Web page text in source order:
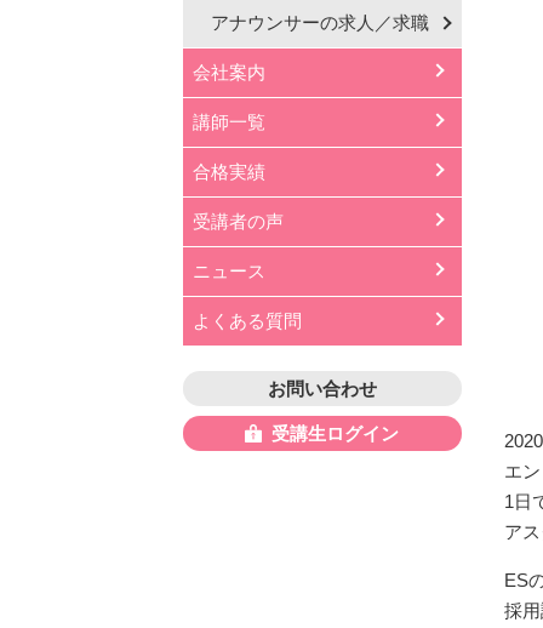
アナウンサーの求人／求職
会社案内
講師一覧
合格実績
受講者の声
ニュース
よくある質問
お問い合わせ
受講生ログイン
エ
1日
ア
ES
採